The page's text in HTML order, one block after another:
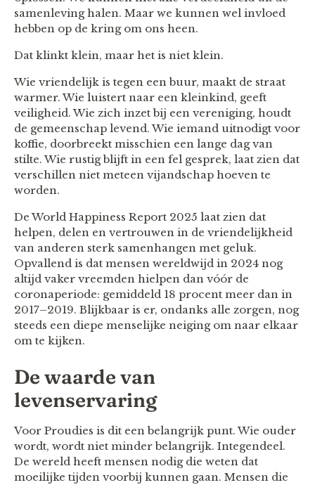
samenleving halen. Maar we kunnen wel invloed
hebben op de kring om ons heen.
Dat klinkt klein, maar het is niet klein.
Wie vriendelijk is tegen een buur, maakt de straat
warmer. Wie luistert naar een kleinkind, geeft
veiligheid. Wie zich inzet bij een vereniging, houdt
de gemeenschap levend. Wie iemand uitnodigt voor
koffie, doorbreekt misschien een lange dag van
stilte. Wie rustig blijft in een fel gesprek, laat zien dat
verschillen niet meteen vijandschap hoeven te
worden.
De World Happiness Report 2025 laat zien dat
helpen, delen en vertrouwen in de vriendelijkheid
van anderen sterk samenhangen met geluk.
Opvallend is dat mensen wereldwijd in 2024 nog
altijd vaker vreemden hielpen dan vóór de
coronaperiode: gemiddeld 18 procent meer dan in
2017–2019. Blijkbaar is er, ondanks alle zorgen, nog
steeds een diepe menselijke neiging om naar elkaar
om te kijken.
De waarde van
levenservaring
Voor Proudies is dit een belangrijk punt. Wie ouder
wordt, wordt niet minder belangrijk. Integendeel.
De wereld heeft mensen nodig die weten dat
moeilijke tijden voorbij kunnen gaan. Mensen die